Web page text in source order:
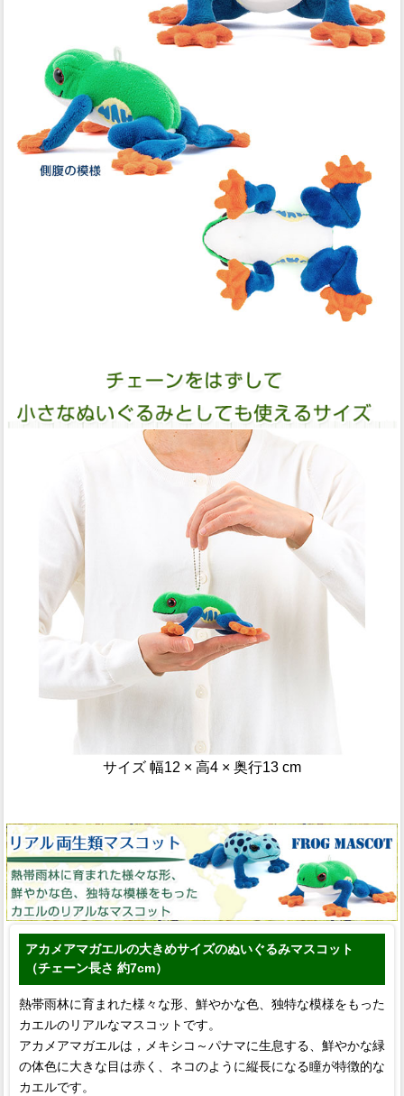
サイズ 幅12 × 高4 × 奥行13 cm
アカメアマガエルの大きめサイズのぬいぐるみマスコット
（チェーン長さ 約7cm）
熱帯雨林に育まれた様々な形、鮮やかな色、独特な模様をもった
カエルのリアルなマスコットです。
アカメアマガエルは，メキシコ～パナマに生息する、鮮やかな緑
の体色に大きな目は赤く、ネコのように縦長になる瞳が特徴的な
カエルです。